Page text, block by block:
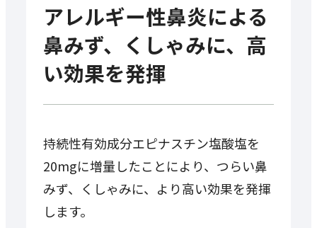
アレルギー性鼻炎による
鼻みず、くしゃみに、高
い効果を発揮
持続性有効成分エピナスチン塩酸塩を
20mgに増量したことにより、つらい鼻
みず、くしゃみに、より高い効果を発揮
します。